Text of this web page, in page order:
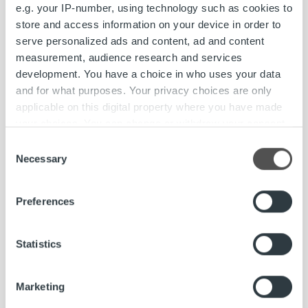
e.g. your IP-number, using technology such as cookies to
store and access information on your device in order to
serve personalized ads and content, ad and content
measurement, audience research and services
development. You have a choice in who uses your data
and for what purposes. Your privacy choices are only
applicable on this digital property where you have made
the Privacy trigger icon.
Find out more about how your personal data is processed
and set your preferences in the
We use cookies to personalise content and ads, to
provide social media features and to analyse our traffic.
our social media, advertising and analytics partners who
Selection
Necessary
Preferences
Statistics
Marketing
Rekrytointi
Haemme Senior Developeria, hakuaika 20.9.
Lue lisää